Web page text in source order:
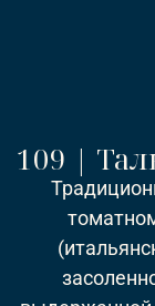
109 |